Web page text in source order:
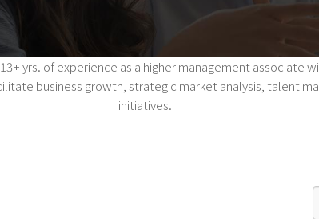
yrs. of experience as a higher management associate
business growth, strategic market analysis, talent
initiatives.